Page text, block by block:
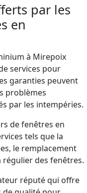
par les
en
à Mirepoix
services pour
garanties peuvent
problèmes
par les intempéries.
de fenêtres en
tels que la
le remplacement
régulier des fenêtres.
réputé qui offre